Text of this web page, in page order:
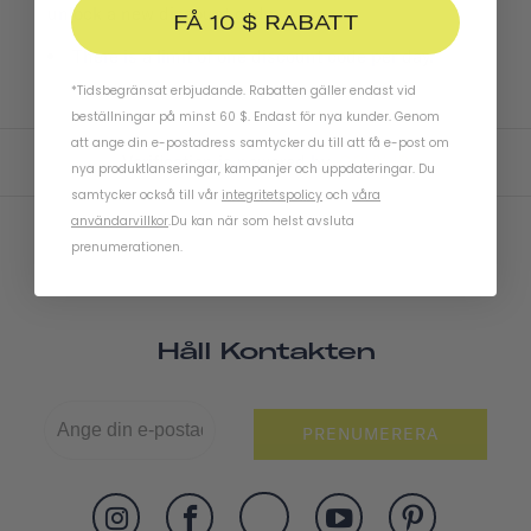
unlock a new discount code.
There is a limit of one discount code per day.
Verification is powered byGOVX ID
Håll Kontakten
PRENUMERERA
FÅ 10 $ RABATT
*Tidsbegränsat erbjudande. Rabatten gäller endast vid
beställningar på minst 60 $. Endast för nya kunder. Genom
att ange din e-postadress samtycker du till att få e-post om
nya produktlanseringar, kampanjer och uppdateringar. Du
samtycker också till vår integritetspolicy och våra
användarvillkor.Du kan när som helst avsluta
prenumerationen.